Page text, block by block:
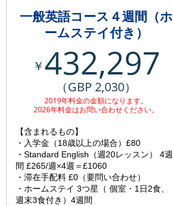
一般英語コース４週間（ホ
ームステイ付き）
￥432,297
（GBP 2,030）
2019年料金の金額になります。
2026年料金はお問い合わせください。
【含まれるもの】
・入学金（18歳以上の場合）£80
・Standard English（週20レッスン） 4週
間 £265/週×4週＝£1060
・滞在手配料 £0（要問い合わせ）
・ホームステイ 3つ星（ 個室・1日2食、
週末3食付き）4週間